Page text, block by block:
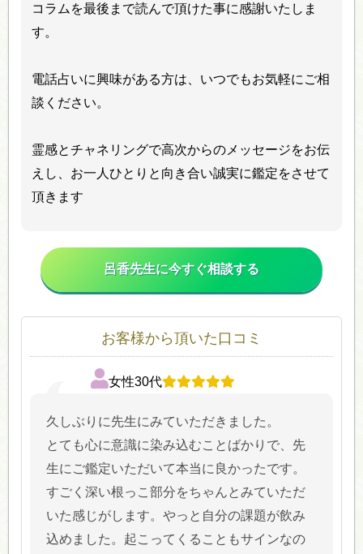
コラムを最後まで読んで頂けた事に感謝いたしま
す。
電話占いに興味がある方は、いつでもお気軽にご相
談ください。
霊感とチャネリングで高次からのメッセージをお伝
えし、お一人ひとりと向き合い誠実に鑑定をさせて
頂きます
呂香先生に今すぐ相談する
お客様から頂いた口コミ
女性30代
久しぶりに先生にみていただきました。
とても心に意識に染み込むことばかりで、先
生にご鑑定いただいて本当に良かったです。
すごく深い根っこ部分をちゃんとみていただ
いた感じがします。やっと自分の課題が飲み
込めました。起こってくることもサインなの